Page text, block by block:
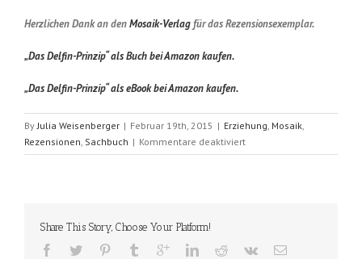
Herzlichen Dank an denMosaik-Verlagfür das Rezensionsexemplar.
„Das Delfin-Prinzip“ als Buch bei Amazon kaufen.
„Das Delfin-Prinzip“ als eBook bei Amazon kaufen.
By Julia Weisenberger | Februar 19th, 2015 | Erziehung Mosaik
Rezensionen Sachbuch | Kommentare deaktiviertfür
Das
Share This Story, Choose Your Platform!